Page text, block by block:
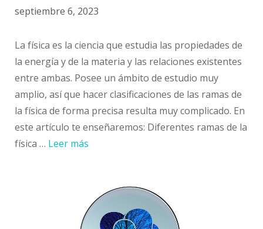
septiembre 6, 2023
La física es la ciencia que estudia las propiedades de
la energía y de la materia y las relaciones existentes
entre ambas. Posee un ámbito de estudio muy
amplio, así que hacer clasificaciones de las ramas de
la física de forma precisa resulta muy complicado. En
este artículo te enseñaremos: Diferentes ramas de la
física … Leer más